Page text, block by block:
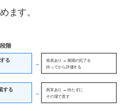
ます。
階
る
発表あり → 展開の完了を
待ってから評価する
→
する
異常あり → 待たずに
その場で直す
→